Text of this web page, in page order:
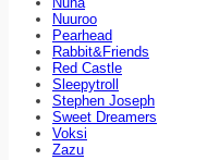
Nuuroo
Pearhead
Rabbit&Friends
Red Castle
Sleepytroll
Stephen Joseph
Sweet Dreamers
Voksi
Zazu